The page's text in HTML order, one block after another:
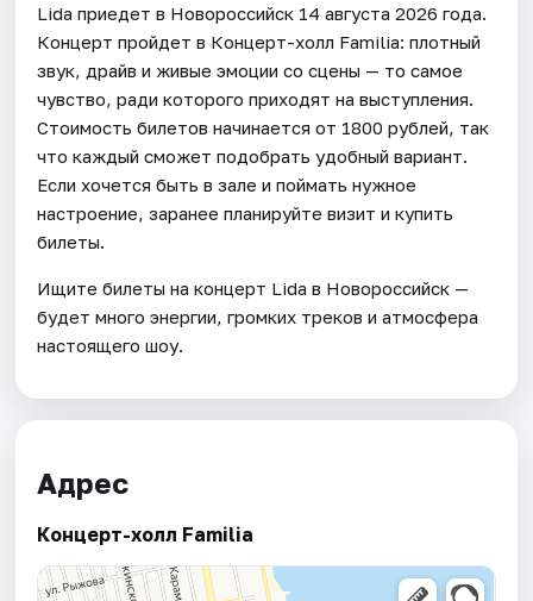
Lida приедет в Новороссийск 14 августа 2026 года.
Концерт пройдет в Концерт-холл Familia: плотный
звук, драйв и живые эмоции со сцены — то самое
чувство, ради которого приходят на выступления.
Стоимость билетов начинается от 1800 рублей, так
что каждый сможет подобрать удобный вариант.
Если хочется быть в зале и поймать нужное
настроение, заранее планируйте визит и купить
билеты.
Ищите билеты на концерт Lida в Новороссийск —
будет много энергии, громких треков и атмосфера
настоящего шоу.
Адрес
Концерт-холл Familia